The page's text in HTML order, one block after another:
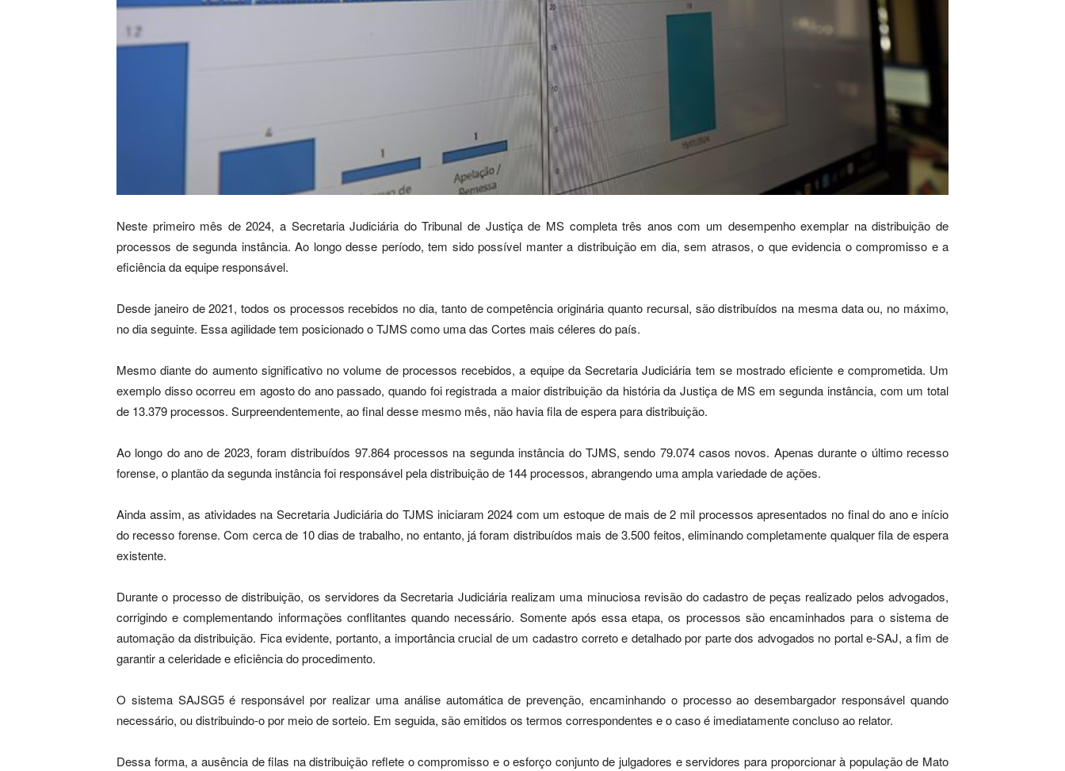
Neste primeiro mês de 2024, a Secretaria Judiciária do Tribunal de Justiça de MS completa três anos com um desempenho exemplar na distribuição de
processos de segunda instância. Ao longo desse período, tem sido possível manter a distribuição em dia, sem atrasos, o que evidencia o compromisso e a
eficiência da equipe responsável.
Desde janeiro de 2021, todos os processos recebidos no dia, tanto de competência originária quanto recursal, são distribuídos na mesma data ou, no máximo,
no dia seguinte. Essa agilidade tem posicionado o TJMS como uma das Cortes mais céleres do país.
Mesmo diante do aumento significativo no volume de processos recebidos, a equipe da Secretaria Judiciária tem se mostrado eficiente e comprometida. Um
exemplo disso ocorreu em agosto do ano passado, quando foi registrada a maior distribuição da história da Justiça de MS em segunda instância, com um total
de 13.379 processos. Surpreendentemente, ao final desse mesmo mês, não havia fila de espera para distribuição.
Ao longo do ano de 2023, foram distribuídos 97.864 processos na segunda instância do TJMS, sendo 79.074 casos novos. Apenas durante o último recesso
forense, o plantão da segunda instância foi responsável pela distribuição de 144 processos, abrangendo uma ampla variedade de ações.
Ainda assim, as atividades na Secretaria Judiciária do TJMS iniciaram 2024 com um estoque de mais de 2 mil processos apresentados no final do ano e início
do recesso forense. Com cerca de 10 dias de trabalho, no entanto, já foram distribuídos mais de 3.500 feitos, eliminando completamente qualquer fila de espera
existente.
Durante o processo de distribuição, os servidores da Secretaria Judiciária realizam uma minuciosa revisão do cadastro de peças realizado pelos advogados,
corrigindo e complementando informações conflitantes quando necessário. Somente após essa etapa, os processos são encaminhados para o sistema de
automação da distribuição. Fica evidente, portanto, a importância crucial de um cadastro correto e detalhado por parte dos advogados no portal e-SAJ, a fim de
garantir a celeridade e eficiência do procedimento.
O sistema SAJSG5 é responsável por realizar uma análise automática de prevenção, encaminhando o processo ao desembargador responsável quando
necessário, ou distribuindo-o por meio de sorteio. Em seguida, são emitidos os termos correspondentes e o caso é imediatamente concluso ao relator.
Dessa forma, a ausência de filas na distribuição reflete o compromisso e o esforço conjunto de julgadores e servidores para proporcionar à população de Mato